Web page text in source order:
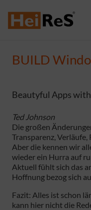
BUILD
Beautyful Apps
Ted Johnson
Die großen
Transparenz, Verläufe,
Aber die kennen wir
wieder ein Hurra auf
Aktuell fühlt sich das
Hoffnung bezog sich
Fazit: Alles ist schon
kann hier nicht die